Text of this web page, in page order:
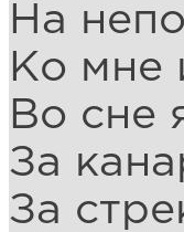
На
Ко мне
Во сне
За
За